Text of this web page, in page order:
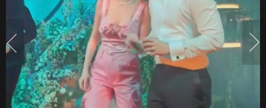
เต้น
อาฟ
เตอร์
ปาร์ตี้